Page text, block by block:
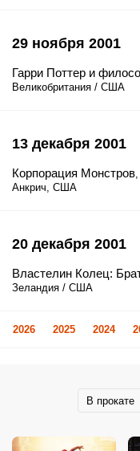
29 ноября 2001
Гарри Поттер и
Великобритания / США
13 декабря 2001
Корпорация Монстров
Анкрич, США
20 декабря 2001
Властелин Колец:
Зеландия / США
2026 2025 2024
В прокате